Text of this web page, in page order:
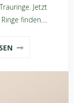
Jetzt
finden....